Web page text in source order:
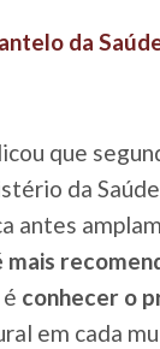
da
que
da
antes
mais
conhecer o
em cada